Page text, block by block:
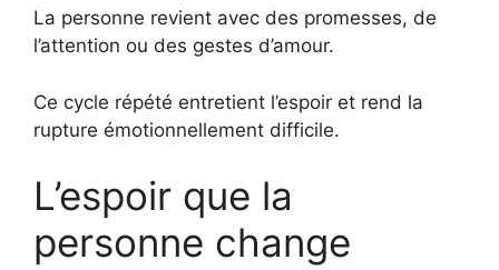
La personne revient avec des promesses, de
l’attention ou des gestes d’amour.
Ce cycle répété entretient l’espoir et rend la
rupture émotionnellement difficile.
L’espoir que la
personne change